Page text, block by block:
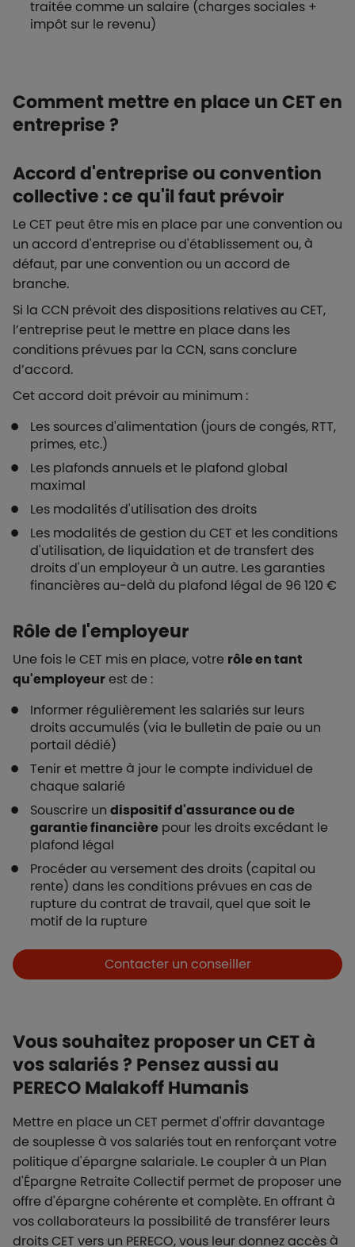
traitée comme un salaire (charges sociales +
impôt sur le revenu)
Comment mettre en place un CET en
entreprise ?
Accord d'entreprise ou convention
collective : ce qu'il faut prévoir
Le CET peut être mis en place par une convention ou
un accord d'entreprise ou d'établissement ou, à
défaut, par une convention ou un accord de
branche.
Si la CCN prévoit des dispositions relatives au CET,
l’entreprise peut le mettre en place dans les
conditions prévues par la CCN, sans conclure
d’accord.
Cet accord doit prévoir au minimum :
Les sources d'alimentation (jours de congés, RTT,
primes, etc.)
Les plafonds annuels et le plafond global
maximal
Les modalités d'utilisation des droits
Les modalités de gestion du CET et les conditions
d'utilisation, de liquidation et de transfert des
droits d'un employeur à un autre. Les garanties
financières au-delà du plafond légal de 96 120 €
Rôle de l'employeur
Une fois le CET mis en place, votre rôle en tant
qu'employeurest de :
Informer régulièrement les salariés sur leurs
droits accumulés (via le bulletin de paie ou un
portail dédié)
Tenir et mettre à jour le compte individuel de
chaque salarié
Souscrire un dispositif d'assurance ou de
garantie financière pour les droits excédant le
plafond légal
Procéder au versement des droits (capital ou
rente) dans les conditions prévues en cas de
rupture du contrat de travail, quel que soit le
motif de la rupture
Boutons et liensContacter un conseiller
Vous souhaitez proposer un CET à
vos salariés ? Pensez aussi au
PERECO Malakoff Humanis
Mettre en place un CET permet d'offrir davantage
de souplesse à vos salariés tout en renforçant votre
politique d'épargne salariale. Le coupler à un Plan
d'Épargne Retraite Collectif permet de proposer une
offre d'épargne cohérente et complète. En offrant à
vos collaborateurs la possibilité de transférer leurs
droits CET vers un PERECO, vous leur donnez accès à